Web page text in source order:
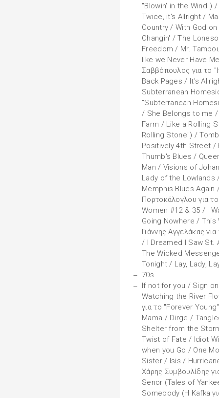
"Blowin' in the Wind")
Twice, it's Allright /
Country / With God
Changin' / The
Freedom / Mr.
like we Never Have
Σαββόπουλος για το
Back Pages / It's
Subterranean
"Subterranean
/ She Belongs to me /
Farm / Like a Rolling
Rolling Stone") /
Positively 4th Street /
Thumb's Blues /
Man / Visions of
Lady of the
Memphis Blues Again
Πορτοκάλογλου για
Women #12 & 35 / I
Going Nowhere /
Γιάννης Αγγελάκας
/ I Dreamed I Saw St.
The Wicked
Tonight / Lay, Lady,
70s
If not for you / Sign
Watching the River
για το "Forever
Mama / Dirge /
Shelter from the
Twist of Fate / Idiot
when you Go / One
Sister / Isis /
Χάρης Συμβουλίδης
Senor (Tales of
Somebody (Η Kafka